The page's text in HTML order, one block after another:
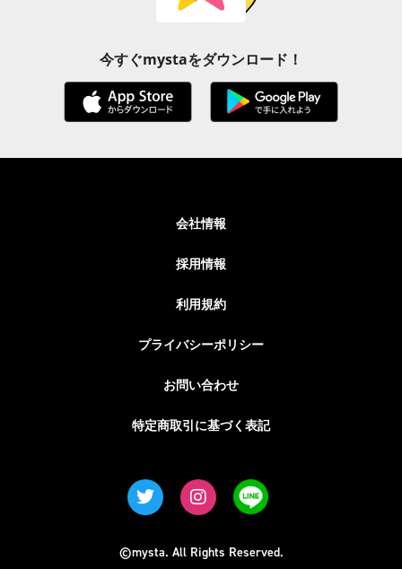
今すぐmystaをダウンロード！
会社情報
採用情報
利用規約
プライバシーポリシー
お問い合わせ
特定商取引に基づく表記
©mysta. All Rights Reserved.